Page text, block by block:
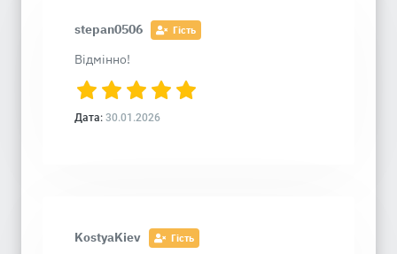
stepan0506 Гість
Відмінно!
Дата: 30.01.2026
KostyaKiev Гість